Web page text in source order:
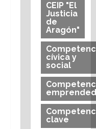
CEIP "El
Justicia
de
Aragón"
cívica y
social
clave